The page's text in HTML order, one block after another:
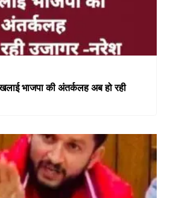
भाजपा की अंतर्कलह अब हो रही